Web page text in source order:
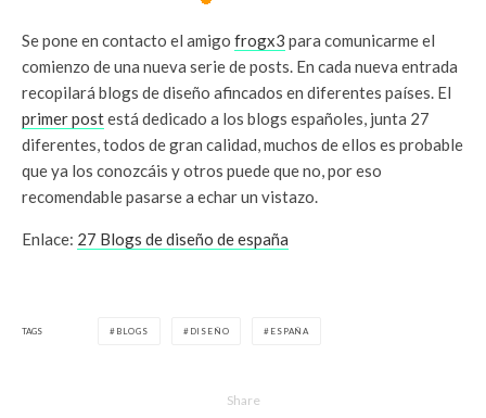
Se pone en contacto el amigo frogx3 para comunicarme el
comienzo de una nueva serie de posts. En cada nueva entrada
recopilará blogs de diseño afincados en diferentes países. El
primer postestá dedicado a los blogs españoles, junta 27
diferentes, todos de gran calidad, muchos de ellos es probable
que ya los conozcáis y otros puede que no, por eso
recomendable pasarse a echar un vistazo.
Enlace: 27 Blogs de diseño de españa
TAGS BLOGS DISEÑO ESPAÑA
Share